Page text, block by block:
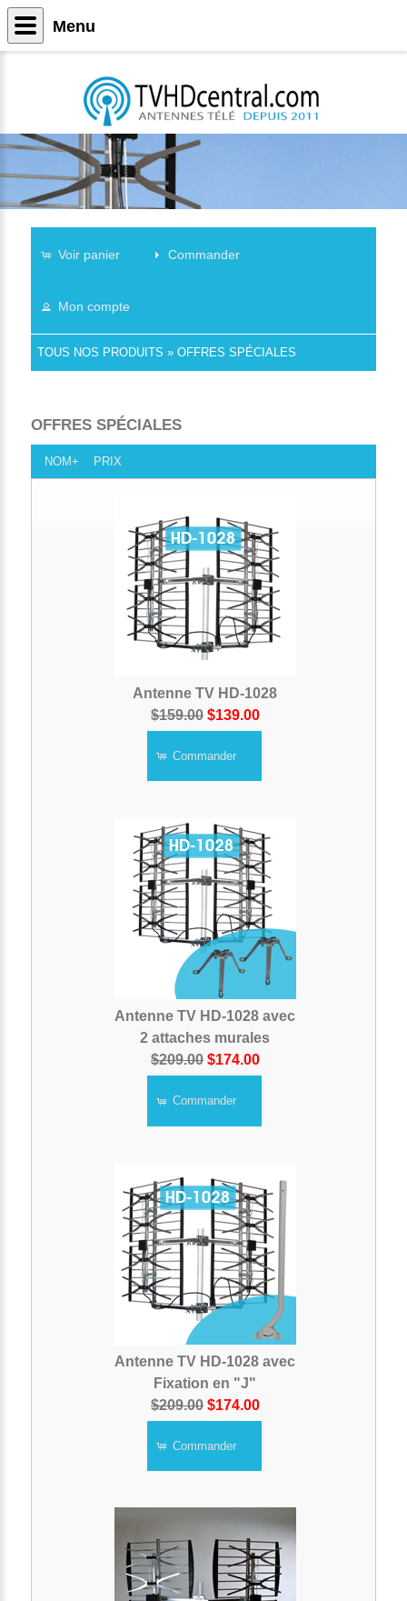
Voir panier Commander
Mon compte
TOUS NOS PRODUITS » OFFRES SPÉCIALES
OFFRES SPÉCIALES
NOM+ PRIX
Antenne TV HD-1028
$159.00 $139.00
Commander
Antenne TV HD-1028 avec
2 attaches murales
$209.00 $174.00
Commander
Antenne TV HD-1028 avec
Fixation en "J"
$209.00 $174.00
Commander
Menu